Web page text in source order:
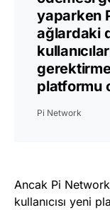
yaparken
ağlardaki
platformu
Pi Network
Ancak Pi
kullanıcısı yeni